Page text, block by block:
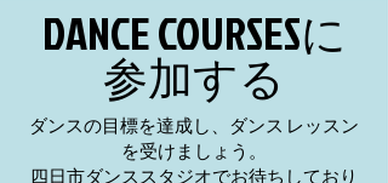
DANCE COURSESに
参加する
ダンスの目標を達成し、ダンス レッスン
を受けましょう。
四日市ダンススタジオでお待ちしており